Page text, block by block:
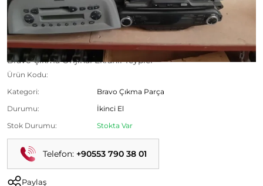
Bravo Çıkma Orijinal Ekranlı Teypler
Ürün Kodu:
Kategori:
Bravo Çıkma Parça
Durumu:
İkinci El
Stok Durumu:
Stokta Var
Telefon: +90553 790 38 01
Paylaş